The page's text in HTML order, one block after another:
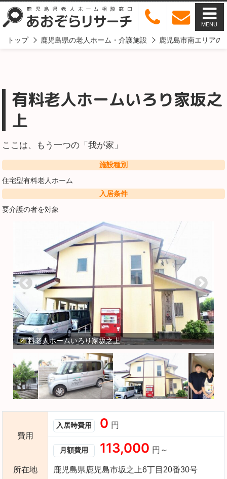
MENU
トップ 鹿児島県の老人ホーム・介護施設 鹿児島市南エリアの
有料老人ホームいろり家坂之
上
ここは、もう一つの「我が家」
施設種別
住宅型有料老人ホーム
入居条件
要介護の者を対象
有料老人ホームいろり家坂之上
費用
入居時費用 0 円
月額費用 113,000 円～
所在地 鹿児島県鹿児島市坂之上6丁目20番30号